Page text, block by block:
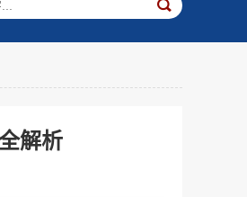
解析